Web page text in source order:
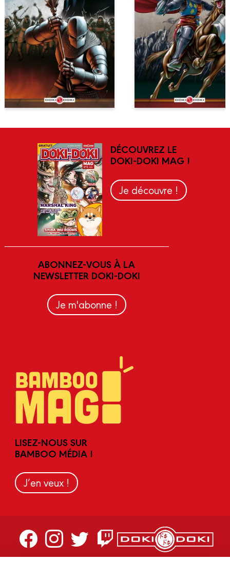
DÉCOUVREZ LE
DOKI-DOKI MAG !
Je découvre !
ABONNEZ-VOUS À LA
NEWSLETTER DOKI-DOKI
Je m'abonne !
LISEZ-NOUS SUR
BAMBOO MÉDIA !
J’en veux !